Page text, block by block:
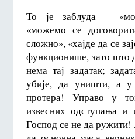
То је заблуда –
«можемо се
сложно», «хајде да се
функционише, зато што
нема тај задатак;
убије, да уништи, а у
протера! Управо у
извесних одступања и
Господ се не да